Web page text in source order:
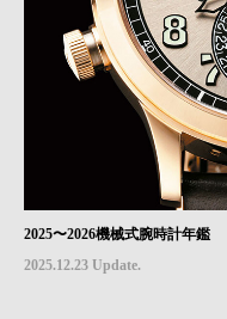
2025〜2026機械式腕時計年鑑
2025.12.23 Update.